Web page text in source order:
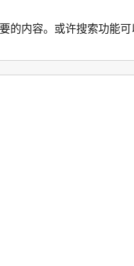
的内容。或许搜索功能可